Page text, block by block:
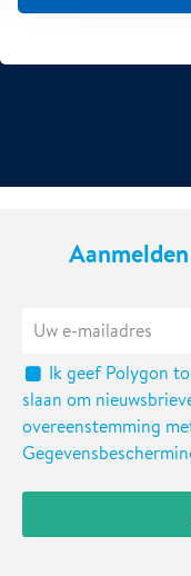
Ik geef Polygon
slaan om
overeenstemming